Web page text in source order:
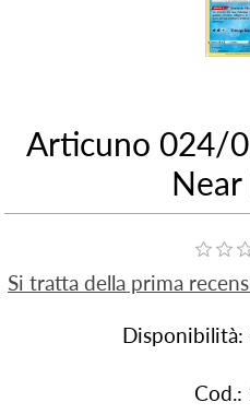
Articuno 024/
Si tratta della prima
Disponibilità:
Cod.: